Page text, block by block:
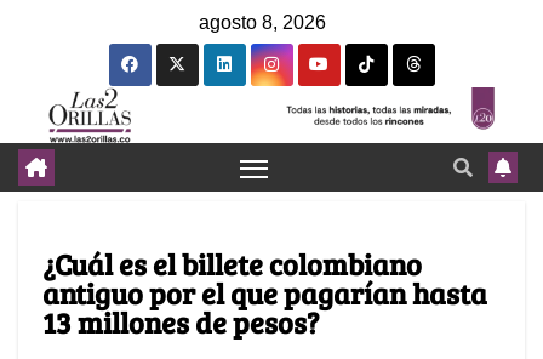
agosto 8, 2026
¿Cuál es el billete colombiano
antiguo por el que pagarían hasta
13 millones de pesos?